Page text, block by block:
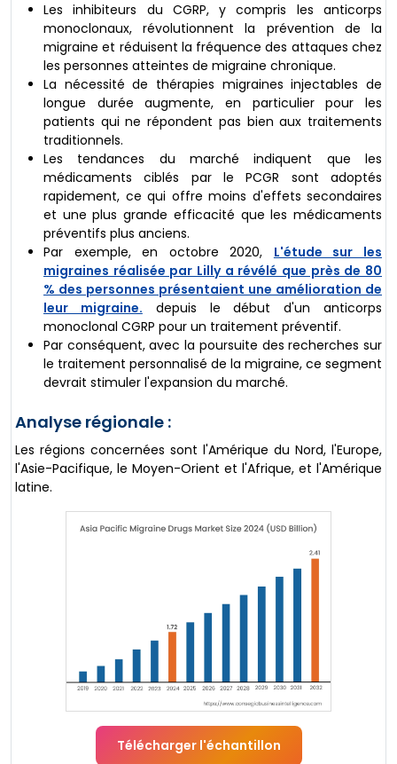
Les inhibiteurs du CGRP, y compris les anticorps
monoclonaux, révolutionnent la prévention de la
migraine et réduisent la fréquence des attaques chez
les personnes atteintes de migraine chronique.
La nécessité de thérapies migraines injectables de
longue durée augmente, en particulier pour les
patients qui ne répondent pas bien aux traitements
traditionnels.
Les tendances du marché indiquent que les
médicaments ciblés par le PCGR sont adoptés
rapidement, ce qui offre moins d'effets secondaires
et une plus grande efficacité que les médicaments
préventifs plus anciens.
Par exemple, en octobre 2020, L'étude sur les
migraines réalisée par Lilly a révélé que près de 80
% des personnes présentaient une amélioration de
leur migraine. depuis le début d'un anticorps
monoclonal CGRP pour un traitement préventif.
Par conséquent, avec la poursuite des recherches sur
le traitement personnalisé de la migraine, ce segment
devrait stimuler l'expansion du marché.
Analyse régionale :
Les régions concernées sont l'Amérique du Nord, l'Europe,
l'Asie-Pacifique, le Moyen-Orient et l'Afrique, et l'Amérique
latine.
Télécharger l'échantillon